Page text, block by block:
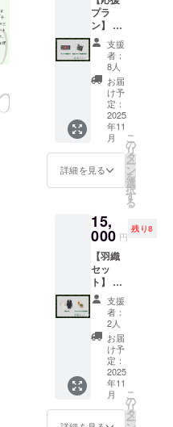
れるお
名前を
ご記入
くださ
い。
文字サ
イズの
イメー
ジを、
以下の
リンク
(YouTub
e)に掲
載して
いま
す。お
名前が
どのよ
参考と
して、
ださ
い。
https://
www.yo
utube.c
om/wat
ch?
v=jkTG
uhRAp
pY ・注
意事
項：支
クレ
ジット
（小）
ティー
バッグ7
種から
ランダ
ムで3
種。 原
材料及
び添加
物等の
品のラ
ベルに
表記さ
れま
す。商
品開封
前には
必ずお
届けの
リター
ンに貼
付され
たラベ
ルや注
意書き
をご確
プラ
ン】 ・
ご支援
者さま
限定メ
イキン
グ動画
＆写真
（30秒
程度）
※1 ・エ
ンド
ロール
クレ
ジット
提供方
法：
メール
にて限
定公開
のURL
をお送
りさせ
ていだ
きま
す。 ※2
・掲載
期間：
映像が
存続す
る限り
支援
者：
8人
お届
け予
定：
2025
年11
月
詳細を見る
こ
の
リ
タ
ー
ン
を
選
択
す
る
15,
000 円
残り8
【羽織
セッ
ト】 ・
羽織１
着※1 ・
東出茶
会 茶道
体験参
加権
（カ
フェス
タイル
／有効
期限付
支援
者：
2人
お届
け予
定：
2025
年11
月
こ
の
リ
タ
ー